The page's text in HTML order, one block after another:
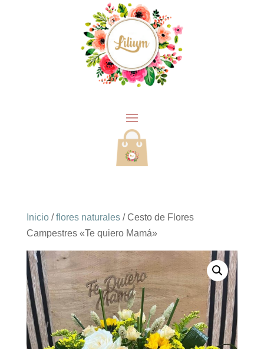
Inicio/flores naturales/ Cesto de Flores
Campestres «Te quiero Mamá»